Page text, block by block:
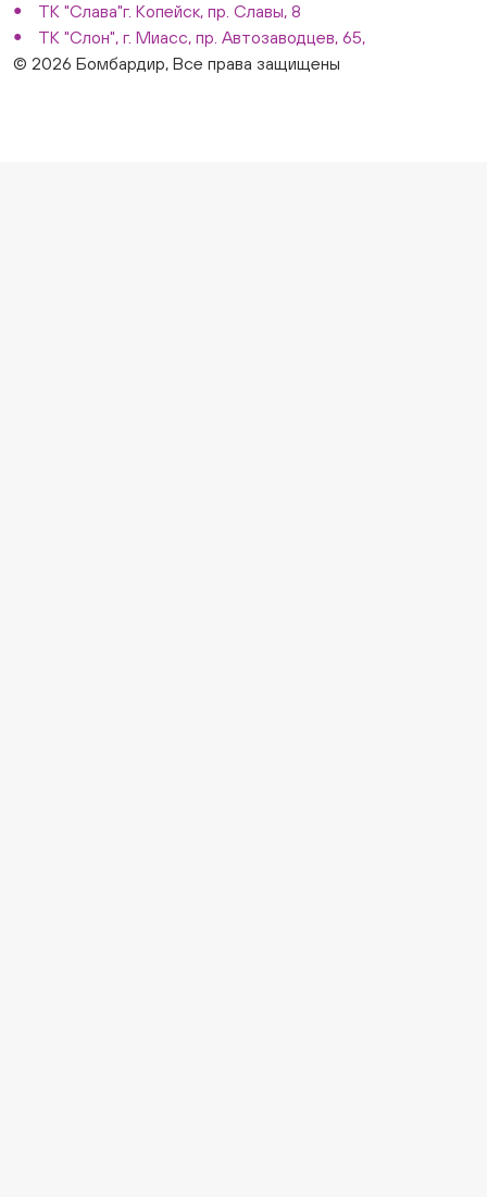
ТК "Слава"г. Копейск, пр. Славы, 8
ТК "Слон", г. Миасс, пр. Автозаводцев, 65,
© 2026 Бомбардир, Все права защищены